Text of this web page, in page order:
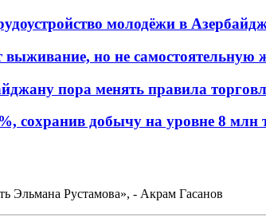
молодёжи в
но не самостоятельную
пора менять правила
сохранив добычу на уровне 8 млн
Эльмана Рустамова», - Акрам Гасанов